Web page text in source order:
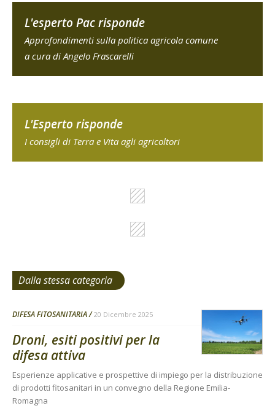
L'esperto Pac risponde
Approfondimenti sulla politica agricola comune
a cura di Angelo Frascarelli
L'Esperto risponde
I consigli di Terra e Vita agli agricoltori
Dalla stessa categoria
DIFESA FITOSANITARIA 20 Dicembre 2025
Droni, esiti positivi per la
difesa attiva
Esperienze applicative e prospettive di impiego per la distribuzione
di prodotti fitosanitari in un convegno della Regione Emilia-
Romagna